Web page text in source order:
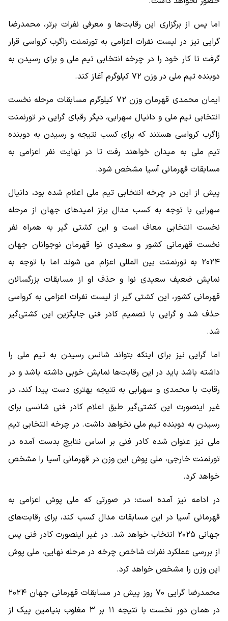
اما پس از برگزاری این رقابت‌ها و معرفی نفرات برتر، محمدرضا
گرایی نیز در لیست نفرات اعزامی به تورنمنت زاگرب کرواسی قرار
گرفت تا کار خود را در چرخه انتخابی تیم ملی و برای رسیدن به
دوبنده تیم ملی در وزن ۷۲ کیلوگرم آغاز کند.
ایمان محمدی قهرمان وزن ۷۲ کیلوگرم مسابقات مرحله نخست
انتخابی تیم ملی و دانیال سهرابی، دیگر رقبای گرایی در تورنمنت
زاگرب کرواسی هستند که برای کسب نتیجه و رسیدن به دوبنده
تیم ملی به میدان خواهند رفت تا در نهایت نفر اعزامی به
مسابقات قهرمانی آسیا مشخص شود.
پیش از این در چرخه انتخابی تیم ملی اعلام شده بود، دانیال
سهرابی با توجه به کسب مدال برنز امیدهای جهان از مرحله
نخست انتخابی معاف است و این کشتی گیر به همراه نفر
نخست قهرمانی کشور و سعیدی نوا قهرمان نوجوانان جهان
۲۰۲۴ به تورنمنت بین المللی اعزام می شوند اما با توجه به
نمایش ضعیف سعیدی نوا و حذف او از مسابقات بزرگسالان
قهرمانی کشور، این کشتی گیر از لیست نفرات اعزامی به کرواسی
حذف شد و گرایی با تصمیم کادر فنی جایگزین این کشتی‌گیر
شد.
اما گرایی نیز برای اینکه بتواند شانس رسیدن به تیم ملی را
داشته باشد باید در این رقابت‌ها نمایش خوبی داشته باشد و در
رقابت با محمدی و سهرابی به نتیجه بهتری دست پیدا کند، در
غیر اینصورت این کشتی‌گیر طبق اعلام کادر فنی شانسی برای
رسیدن به دوبنده تیم ملی نخواهد داشت. در چرخه انتخابی تیم
ملی نیز عنوان شده کادر فنی بر اساس نتایج بدست آمده در
تورنمنت خارجی، ملی پوش این وزن در قهرمانی آسیا را مشخص
خواهد کرد.
در ادامه نیز آمده است: در صورتی که ملی پوش اعزامی به
قهرمانی آسیا در این مسابقات مدال کسب کند، برای رقابت‌های
جهانی ۲۰۲۵ انتخاب خواهد شد. در غیر اینصورت کادر فنی پس
از بررسی عملکرد نفرات شاخص چرخه در مرحله نهایی، ملی پوش
این وزن را مشخص خواهد کرد.
محمدرضا گرایی ۷۰ روز پیش در مسابقات قهرمانی جهان ۲۰۲۴
در همان دور نخست با نتیجه ۱۱ بر ۳ مغلوب بنیامین پیک از